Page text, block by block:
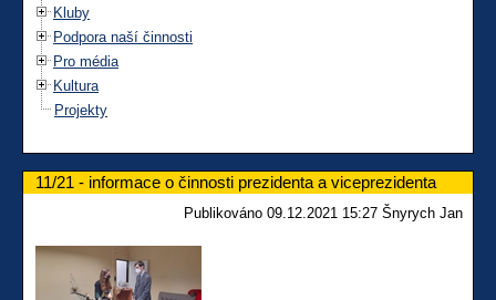
Kluby
Podpora naší činnosti
Pro média
Kultura
Projekty
11/21 - informace o činnosti prezidenta a viceprezidenta
Publikováno 09.12.2021 15:27 Šnyrych Jan